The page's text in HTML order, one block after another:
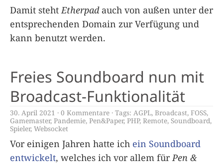
Damit steht Etherpadauch von außen unter der
entsprechenden Domain zur Verfügung und
kann benutzt werden.
Freies Soundboard nun mit
Broadcast-Funktionalität
30. April 2021 0 Kommentare Tags: AGPL, Broadcast, FOSS,
Gamemaster, Pandemie, Pen&Paper, PHP, Remote, Soundboard,
Spieler, Websocket
Vor einigen Jahren hatte ich ein Soundboard
entwickelt, welches ich vor allem für Pen &